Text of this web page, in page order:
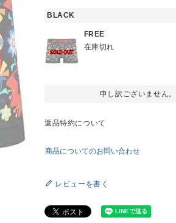
BLACK
FREE
在庫切れ
申し訳ございません
返品特約について
商品についてのお問い合わせ
レビューを書く